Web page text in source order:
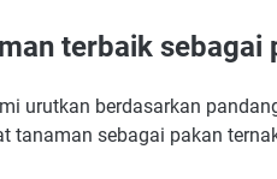
terbaik sebagai
urutkan berdasarkan
tanaman sebagai pakan